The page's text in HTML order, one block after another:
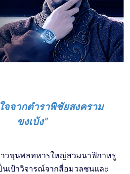
จจากตำราพิชัยสงคราม
ขงเบ้ง"
วขุนพลทหารใหญ่สวมนาฟิกาหรู
นเป้าวิจารณ์จากสื่อมวลชนและ